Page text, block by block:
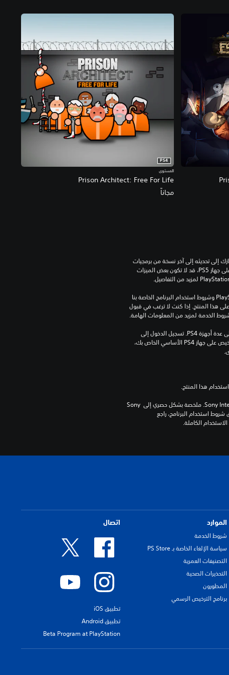
Prison Architect: Free For Life
PS4
المستوى
مجاناً
للعب هذه اللعبة على جهاز PS5، قد يحتاج جهازك إلى تحديثه إلى آخر نسخة من برمجيات
النظام. بالرغم من إمكانية لعب هذه اللعبة على جهاز PS5، قد لا تكون بعض الميزات
بالإضافة إلى أي أحكام إضافية محددة تطبق على هذا المنتج. إذا كنت لا ترغب في قبول
الخدمة لمزيد من المعلومات الهامة.
مبلغ يدفع مرة واحدة مقابل ترخيص للتنزيل على عدة أجهزة PS4. تسجيل الدخول إلى
برامج مكتبة ©Sony Interactive Entertainment Inc. ملخصة بشكل حصري إلى Sony
الموارد
شروط الخدمة
سياسة الإلغاء الخاصة بـ PS Store
التصنيفات العمرية
التحذيرات الصحية
المطورون
برنامج الترخيص الرسمي
اتصال
تطبيق iOS
تطبيق Android
Beta Program at PlayStation